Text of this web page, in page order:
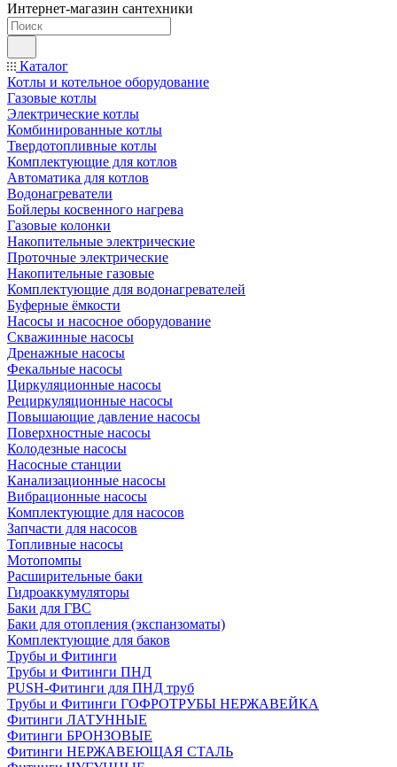
Интернет-магазин сантехники
Каталог
Котлы и котельное оборудование
Газовые котлы
Электрические котлы
Комбинированные котлы
Твердотопливные котлы
Комплектующие для котлов
Автоматика для котлов
Водонагреватели
Бойлеры косвенного нагрева
Газовые колонки
Накопительные электрические
Проточные электрические
Накопительные газовые
Комплектующие для водонагревателей
Буферные ёмкости
Насосы и насосное оборудование
Скважинные насосы
Дренажные насосы
Фекальные насосы
Циркуляционные насосы
Рециркуляционные насосы
Повышающие давление насосы
Поверхностные насосы
Колодезные насосы
Насосные станции
Канализационные насосы
Вибрационные насосы
Комплектующие для насосов
Запчасти для насосов
Топливные насосы
Мотопомпы
Расширительные баки
Гидроаккумуляторы
Баки для ГВС
Баки для отопления (экспанзоматы)
Комплектующие для баков
Трубы и Фитинги
Трубы и Фитинги ПНД
PUSH-Фитинги для ПНД труб
Трубы и Фитинги ГОФРОТРУБЫ НЕРЖАВЕЙКА
Фитинги ЛАТУННЫЕ
Фитинги БРОНЗОВЫЕ
Фитинги НЕРЖАВЕЮЩАЯ СТАЛЬ